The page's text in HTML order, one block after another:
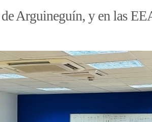
Arguineguín, y en las